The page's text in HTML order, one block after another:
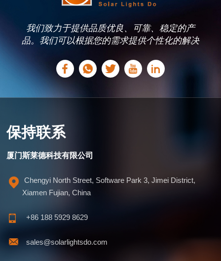
我们致力于提供品质优良、可靠、稳定的产
品。我们可以根据您的需求提供个性化的解决
保持联系
厦门斯莱德科技有限公司
Chengyi North Street, Software Park 3, Jimei District,
Xiamen Fujian, China
+86 188 5929 8629
sales@solarlightsdo.com